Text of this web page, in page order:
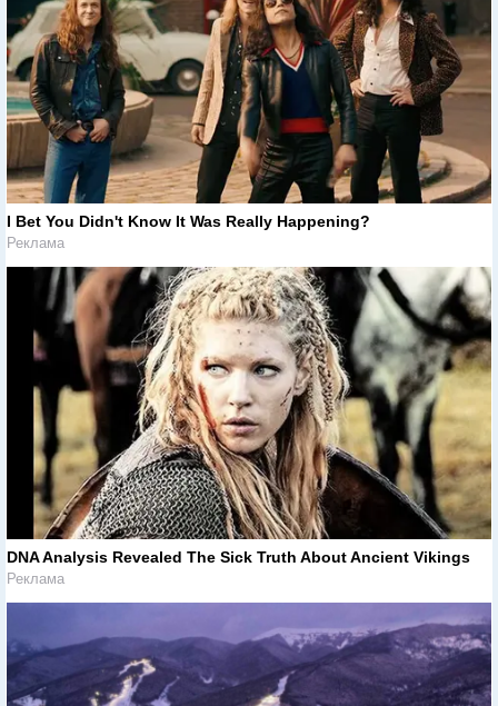
I Bet You Didn't Know It Was Really Happening?
Реклама
DNA Analysis Revealed The Sick Truth About Ancient Vikings
Реклама